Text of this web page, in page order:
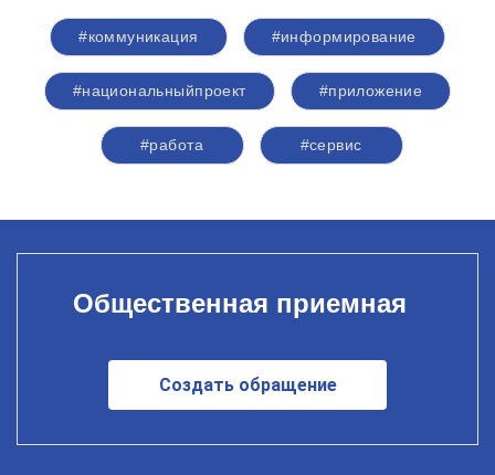
#коммуникация #информирование
#национальныйпроект #приложение
#работа #сервис
Общественная приемная
Создать обращение